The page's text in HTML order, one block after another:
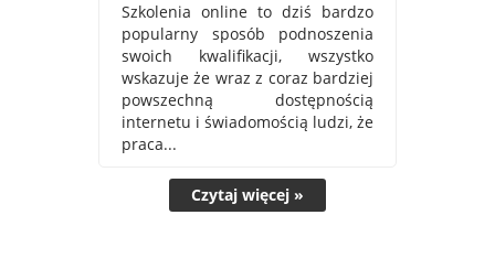
Szkolenia online to dziś bardzo
popularny sposób podnoszenia
swoich kwalifikacji, wszystko
wskazuje że wraz z coraz bardziej
powszechną dostępnością
internetu i świadomością ludzi, że
praca...
Czytaj więcej »